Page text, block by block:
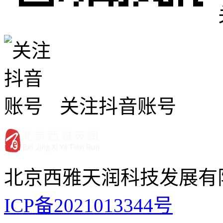
关注抖音账号
北京西雅天润科技发展有
ICP备2021013344号